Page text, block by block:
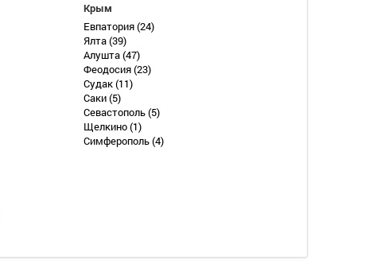
Крым
Евпатория(24)
Ялта(39)
Алушта(47)
Феодосия(23)
Судак(11)
Саки(5)
Севастополь(5)
Щелкино(1)
Симферополь(4)